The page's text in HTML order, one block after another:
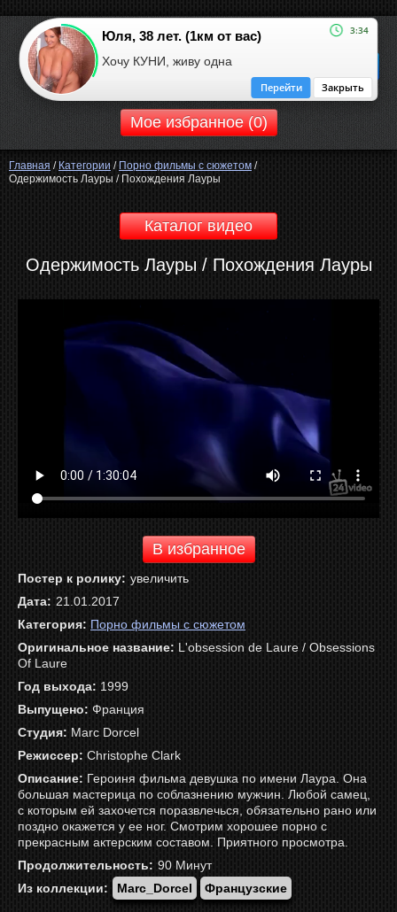
ROBOOM.CC
ротический сайт
Мое избранное (0)
Главная / Категории / Порно фильмы с сюжетом /
Одержимость Лауры / Похождения Лауры
Каталог видео
Одержимость Лауры / Похождения Лауры
В избранное
Постер к ролику: увеличить
Дата: 21.01.2017
Категория: Порно фильмы с сюжетом
Оригинальное название: L'obsession de Laure / Obsessions
Of Laure
Год выхода: 1999
Выпущено: Франция
Студия: Marc Dorcel
Режиссер: Christophe Clark
Описание: Героиня фильма девушка по имени Лаура. Она
большая мастерица по соблазнению мужчин. Любой самец,
с которым ей захочется поразвлечься, обязательно рано или
поздно окажется у ее ног. Смотрим хорошее порно с
прекрасным актерским составом. Приятного просмотра.
Продолжительность: 90 Минут
Из коллекции:
Marc_Dorcel Французские
Юля, 38 лет. (1км от вас)
Хочу КУНИ, живу одна
3:34
Закрыть
Перейти